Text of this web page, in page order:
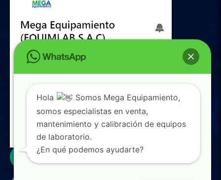
Hola
Somos Mega Equipamiento,
somos especialistas en venta,
mantenimiento y calibración de equipos
de laboratorio.
¿En qué podemos ayudarte?